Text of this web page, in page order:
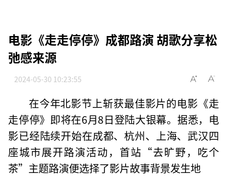
电影《走走停停》成都路演 胡歌分享松
弛感来源
2024-05-30 10:23:55
在今年北影节上斩获最佳影片的电影《走
走停停》即将在6月8日登陆大银幕。据悉，电
影已经陆续开始在成都、杭州、上海、武汉四
座城市展开路演活动，首站“去旷野，吃个
茶”主题路演便选择了影片故事背景发生地